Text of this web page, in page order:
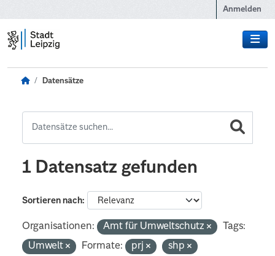
Anmelden
Datensätze
1 Datensatz gefunden
Sortieren nach
Organisationen: Amt für Umweltschutz
Tags:
Umwelt
Formate: prj shp